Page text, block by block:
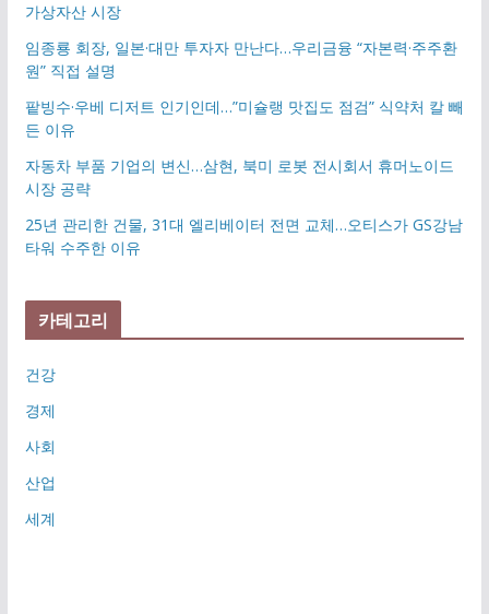
가상자산 시장
임종룡 회장, 일본·대만 투자자 만난다…우리금융 “자본력·주주환
원” 직접 설명
팥빙수·우베 디저트 인기인데…”미슐랭 맛집도 점검” 식약처 칼 빼
든 이유
자동차 부품 기업의 변신…삼현, 북미 로봇 전시회서 휴머노이드
시장 공략
25년 관리한 건물, 31대 엘리베이터 전면 교체…오티스가 GS강남
타워 수주한 이유
카테고리
건강
경제
사회
산업
세계